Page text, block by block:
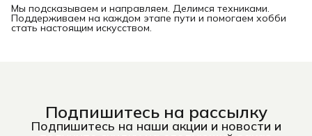
Мы подсказываем и направляем. Делимся техниками.
Поддерживаем на каждом этапе пути и помогаем хобби
стать настоящим искусством.
Подпишитесь на рассылку
Подпишитесь на наши акции и новости и